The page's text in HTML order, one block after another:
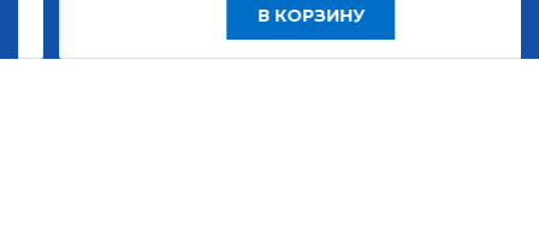
В КОРЗИНУ